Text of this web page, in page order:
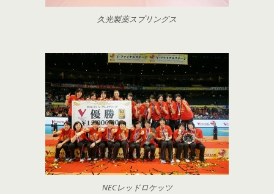
久光製薬スプリングス
NECレッドロケッツ